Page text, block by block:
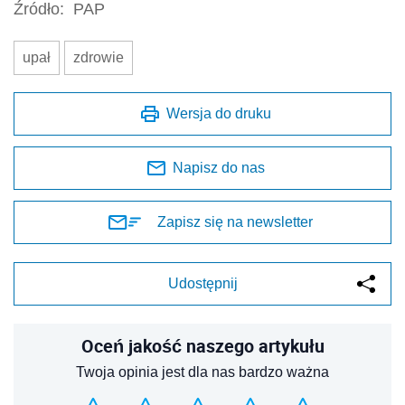
Źródło: PAP
upał zdrowie
Wersja do druku
Napisz do nas
Zapisz się na newsletter
Udostępnij
Oceń jakość naszego artykułu
Twoja opinia jest dla nas bardzo ważna